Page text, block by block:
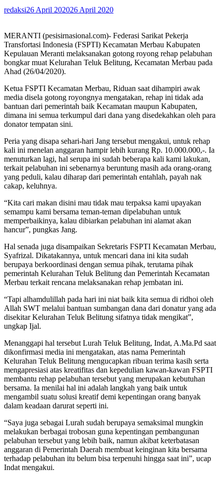
redaksi26 April 202026 April 2020
MERANTI (pesisirnasional.com)- Federasi Sarikat Pekerja
Transfortasi Indonesia (FSPTI) Kecamatan Merbau Kabupaten
Kepulauan Meranti melaksanakan gotong royong rehap pelabuhan
bongkar muat Kelurahan Teluk Belitung, Kecamatan Merbau pada
Ahad (26/04/2020).
Ketua FSPTI Kecamatan Merbau, Riduan saat dihampiri awak
media disela gotong royongnya mengatakan, rehap ini tidak ada
bantuan dari pemerintah baik Kecamatan maupun Kabupaten,
dimana ini semua terkumpul dari dana yang disedekahkan oleh para
donator tempatan sini.
Peria yang disapa sehari-hari Jang tersebut mengakui, untuk rehap
kali ini menelan anggaran hampir lebih kurang Rp. 10.000.000,-. Ia
menuturkan lagi, hal serupa ini sudah beberapa kali kami lakukan,
terkait pelabuhan ini sebenarnya beruntung masih ada orang-orang
yang peduli, kalau diharap dari pemerintah entahlah, payah nak
cakap, keluhnya.
“Kita cari makan disini mau tidak mau terpaksa kami upayakan
semampu kami bersama teman-teman dipelabuhan untuk
memperbaikinya, kalau dibiarkan pelabuhan ini alamat akan
hancur”, pungkas Jang.
Hal senada juga disampaikan Sekretaris FSPTI Kecamatan Merbau,
Syafrizal. Dikatakannya, untuk mencari dana ini kita sudah
berupaya berkoordinasi dengan semua pihak, terutama pihak
pemerintah Kelurahan Teluk Belitung dan Pemerintah Kecamatan
Merbau terkait rencana melaksanakan rehap jembatan ini.
“Tapi alhamdulillah pada hari ini niat baik kita semua di ridhoi oleh
Allah SWT melalui bantuan sumbangan dana dari donatur yang ada
disekitar Kelurahan Teluk Belitung sifatnya tidak mengikat”,
ungkap Ijal.
Menanggapi hal tersebut Lurah Teluk Belitung, Indat, A.Ma.Pd saat
dikonfirmasi media ini mengatakan, atas nama Pemerintah
Kelurahan Teluk Belitung mengucapkan ribuan terima kasih serta
mengapresiasi atas kreatifitas dan kepedulian kawan-kawan FSPTI
membantu rehap pelabuhan tersebut yang merupakan kebutuhan
bersama. Ia menilai hal ini adalah langkah yang baik untuk
mengambil suatu solusi kreatif demi kepentingan orang banyak
dalam keadaan darurat seperti ini.
“Saya juga sebagai Lurah sudah berupaya semaksimal mungkin
melakukan berbagai trobosan guna kepentingan pembangunan
pelabuhan tersebut yang lebih baik, namun akibat keterbatasan
anggaran di Pemerintah Daerah membuat keinginan kita bersama
terhadap pelabuhan itu belum bisa terpenuhi hingga saat ini”, ucap
Indat mengakui.